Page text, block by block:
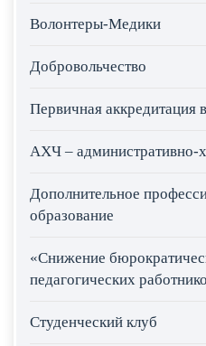
Волонтеры-Медики
Добровольчество
Первичная аккредитация
АХЧ – административно-
Дополнительное
образование
«Снижение
педагогических
Студенческий клуб